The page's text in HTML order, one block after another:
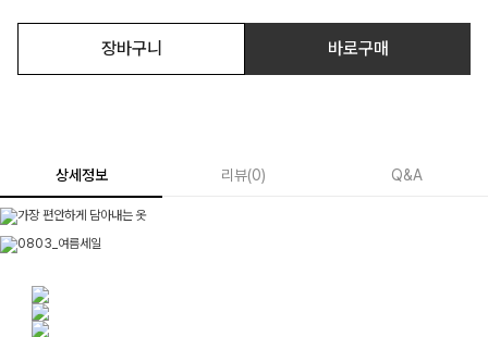
장바구니 바로구매
상세정보 리뷰(0) Q&A